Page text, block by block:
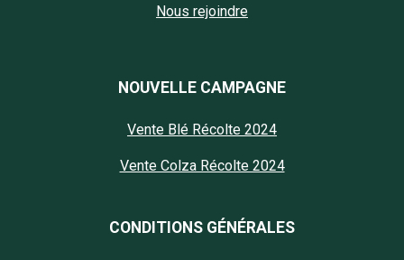
Nous rejoindre
NOUVELLE CAMPAGNE
Vente Blé Récolte 2024
Vente Colza Récolte 2024
CONDITIONS GÉNÉRALES